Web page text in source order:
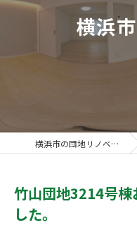
横浜
横浜市の団地リノベなら株式会社REINT
竹山団地3214号棟
した。